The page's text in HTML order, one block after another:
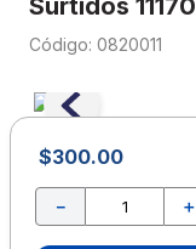
Surtidos 11170
: 0820011
$300.00
＋
－
6.
boligrafo
7.
escolar
8.
sacapuntas